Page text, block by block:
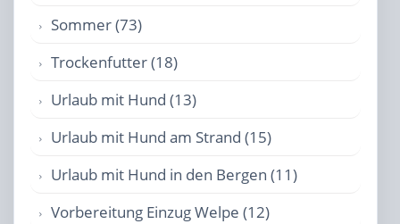
Sommer (73)
Trockenfutter (18)
Urlaub mit Hund (13)
Urlaub mit Hund am Strand (15)
Urlaub mit Hund in den Bergen (11)
Vorbereitung Einzug Welpe (12)